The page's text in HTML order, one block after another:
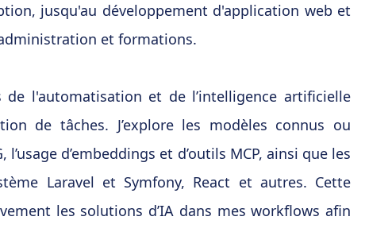
jusqu'au développement d'application web et
et formations.
de l'automatisation et de l’intelligence artificielle
de tâches. J’explore les modèles connus ou
d’embeddings et d’outils MCP, ainsi que les
Laravel et Symfony, React et autres. Cette
les solutions d’IA dans mes workflows afin